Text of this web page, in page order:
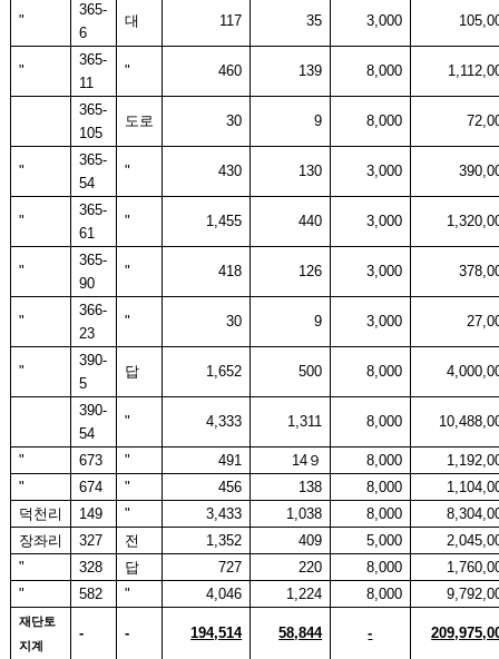
"
365-
6
대 117 35 3,000
"
365-
11
" 460 139 8,000
365-
105
도로 30 9 8,000
"
365-
54
" 430 130 3,000
"
365-
61
" 1,455 440 3,000
"
365-
90
" 418 126 3,000
"
366-
23
" 30 9 3,000
"
390-
5
답 1,652 500 8,000
390-
54
" 4,333 1,311 8,000
" 673 " 491 14 ９ 8,000
"
674 " 456 138 8,000
덕천리
149 " 3,433 1,038 8,000
장좌리
327 전 1,352 409 5,000
"
328 답 727 220 8,000
"
582 " 4,046 1,224 8,000
재단토
지계
- - 194,514 58,844 -